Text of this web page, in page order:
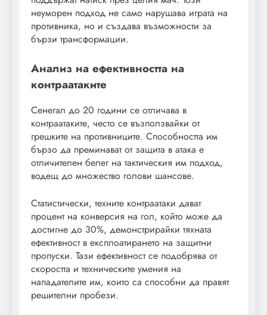
неуморен подход не само нарушава играта на
противника, но и създава възможности за
бързи трансформации.
Анализ на ефективността на
контраатаките
Сенегал до 20 години се отличава в
контраатаките, често се възползвайки от
грешките на противниците. Способността им
бързо да преминават от защита в атака е
отличителен белег на тактическия им подход,
водещ до множество голови шансове.
Статистически, техните контраатаки дават
процент на конверсия на гол, който може да
достигне до 30%, демонстрирайки тяхната
ефективност в експлоатирането на защитни
пропуски. Тази ефективност се подобрява от
скоростта и техническите умения на
нападателите им, които са способни да правят
решителни пробези.